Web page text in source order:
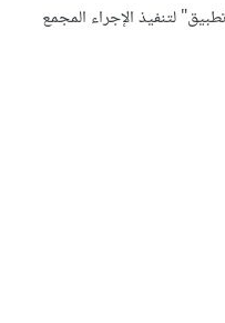
لتنفيذ الإجراء المجمع